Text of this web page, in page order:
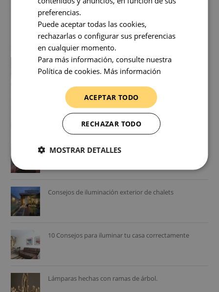
+ Vistos
Cómo calcular la luz para una habitación ¿Cuánta luz
necesito?
Como cambiar un foco empotrable halógeno por led
Consejos para elegir una lámpara de techo de
Consejos de iluminación exterior de chalets
10 Consejos para iluminar tu casa correctamente
Lámparas hechas con ramas de árbol.
preferencias.
Puede aceptar todas las cookies,
rechazarlas o configurar sus preferencias
en cualquier momento.
Para más información, consulte nuestra
Política de cookies. Más información
ACEPTAR TODO
RECHAZAR TODO
MOSTRAR DETALLES